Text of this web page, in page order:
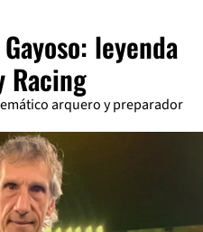
leyenda
Racing
arquero y preparador